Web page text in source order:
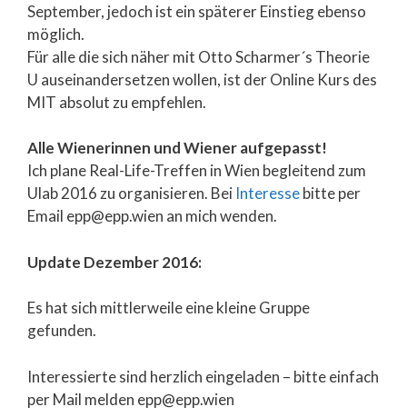
September, jedoch ist ein späterer Einstieg ebenso
möglich.
Für alle die sich näher mit Otto Scharmer´s Theorie
U auseinandersetzen wollen, ist der Online Kurs des
MIT absolut zu empfehlen.
Alle Wienerinnen und Wiener aufgepasst!
Ich plane Real-Life-Treffen in Wien begleitend zum
Ulab 2016 zu organisieren. Bei Interessebitte per
Email epp@epp.wien an mich wenden.
Update Dezember 2016:
Es hat sich mittlerweile eine kleine Gruppe
gefunden.
Interessierte sind herzlich eingeladen – bitte einfach
per Mail melden epp@epp.wien